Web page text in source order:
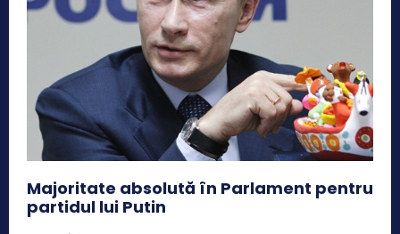
Majoritate absolută în Parlament pentru
partidul lui Putin